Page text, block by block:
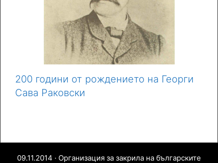
200 години от рождението на Георги
Сава Раковски
09.11.2014 · Организация за закрила на българските